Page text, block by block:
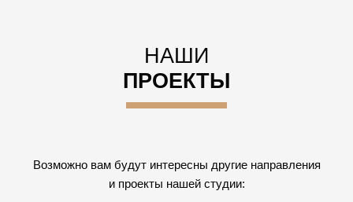
НАШИ
ПРОЕКТЫ
Возможно вам будут интересны другие направления
и проекты нашей студии: